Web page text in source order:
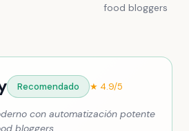
food bloggers
Recomendado ★ 4.9/5
con automatización potente
bloggers